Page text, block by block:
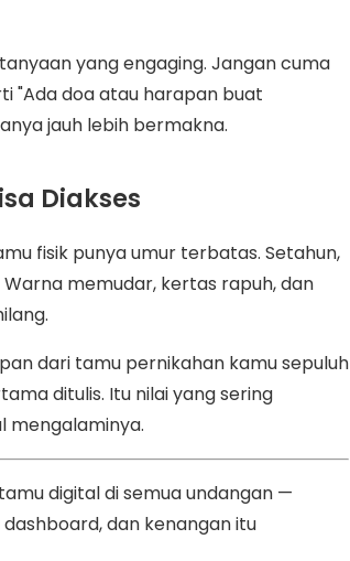
yang engaging. Jangan cuma
"Ada doa atau harapan buat
jauh lebih bermakna.
Diakses
fisik punya umur terbatas. Setahun,
memudar, kertas rapuh, dan
dari tamu pernikahan kamu sepuluh
ditulis. Itu nilai yang sering
mengalaminya.
digital di semua undangan —
dan kenangan itu